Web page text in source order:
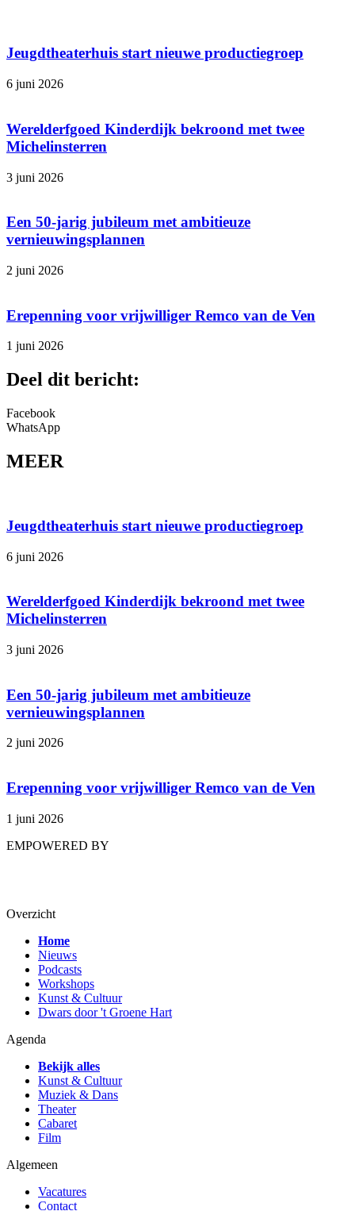
Jeugdtheaterhuis start nieuwe productiegroep
6 juni 2026
Werelderfgoed Kinderdijk bekroond met twee
Michelinsterren
3 juni 2026
Een 50-jarig jubileum met ambitieuze
vernieuwingsplannen
2 juni 2026
Erepenning voor vrijwilliger Remco van de Ven
1 juni 2026
Deel dit bericht:
Facebook
WhatsApp
MEER
Jeugdtheaterhuis start nieuwe productiegroep
6 juni 2026
Werelderfgoed Kinderdijk bekroond met twee
Michelinsterren
3 juni 2026
Een 50-jarig jubileum met ambitieuze
vernieuwingsplannen
2 juni 2026
Erepenning voor vrijwilliger Remco van de Ven
1 juni 2026
EMPOWERED BY
Overzicht
Home
Nieuws
Podcasts
Workshops
Kunst & Cultuur
Dwars door 't Groene Hart
Agenda
Bekijk alles
Kunst & Cultuur
Muziek & Dans
Theater
Cabaret
Film
Algemeen
Vacatures
Contact